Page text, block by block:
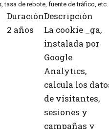
tasa de rebote, fuente de tráfico, etc.
DuraciónDescripción
2 años
La cookie _ga,
instalada por
Google
Analytics,
calcula los
de visitantes,
sesiones y
campañas y